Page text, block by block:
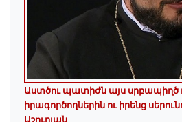
Աստծու պատիժն այս սրբապիղծ
իրագործողներին ու իրենց
Աշուրյան